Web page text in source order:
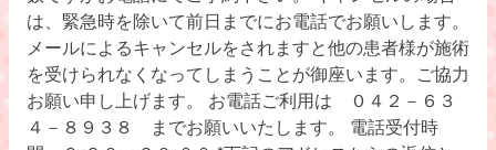
は、緊急時を除いて前日までにお電話でお願いします。
メールによるキャンセルをされますと他の患者様が施術
を受けられなくなってしまうことが御座います。ご協力
お願い申し上げます。 お電話ご利用は ０４２－６３
４－８９３８ までお願いいたします。 電話受付時